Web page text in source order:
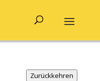
Zurückkehren